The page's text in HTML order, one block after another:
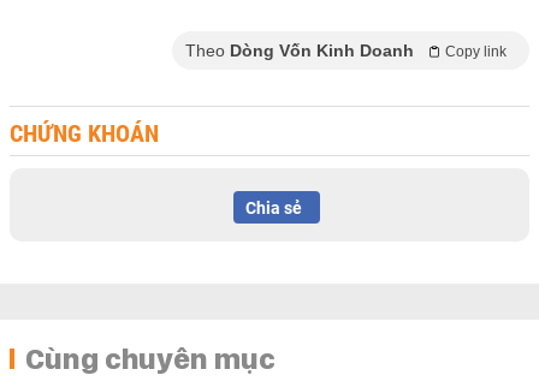
Theo Dòng Vốn Kinh Doanh Copy link
CHỨNG KHOÁN
Chia sẻ
Cùng chuyên mục